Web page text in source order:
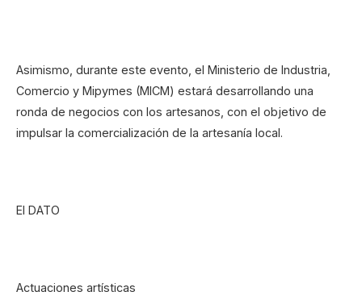
Asimismo, durante este evento, el Ministerio de Industria,
Comercio y Mipymes (MICM) estará desarrollando una
ronda de negocios con los artesanos, con el objetivo de
impulsar la comercialización de la artesanía local.
El DATO
Actuaciones artísticas